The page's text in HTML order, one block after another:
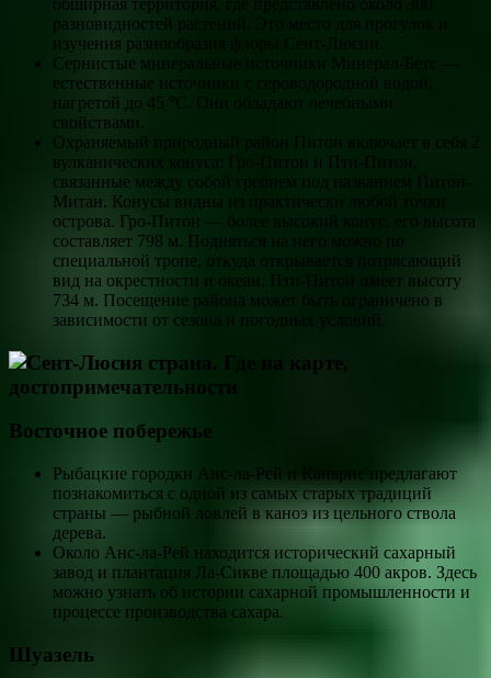
разновидностей растений. Это место для прогулок и
изучения разнообразия флоры Сент-Люсии.
Сернистые минеральные источники Минерал-Бетс —
естественные источники с сероводородной водой,
нагретой до 45 °С. Они обладают лечебными
свойствами.
Охраняемый природный район Питон включает в себя 2
вулканических конуса: Гро-Питон и Пти-Питон,
связанные между собой гребнем под названием Питон-
Митан. Конусы видны из практически любой точки
острова. Гро-Питон — более высокий конус, его высота
составляет 798 м. Подняться на него можно по
специальной тропе, откуда открывается потрясающий
вид на окрестности и океан. Пти-Питон имеет высоту
734 м. Посещение района может быть ограничено в
зависимости от сезона и погодных условий.
Восточное побережье
Рыбацкие городки Анс-ла-Рей и Канарис предлагают
познакомиться с одной из самых старых традиций
страны — рыбной ловлей в каноэ из цельного ствола
дерева.
Около Анс-ла-Рей находится исторический сахарный
завод и плантация Ла-Сикве площадью 400 акров. Здесь
можно узнать об истории сахарной промышленности и
процессе производства сахара.
Шуазель